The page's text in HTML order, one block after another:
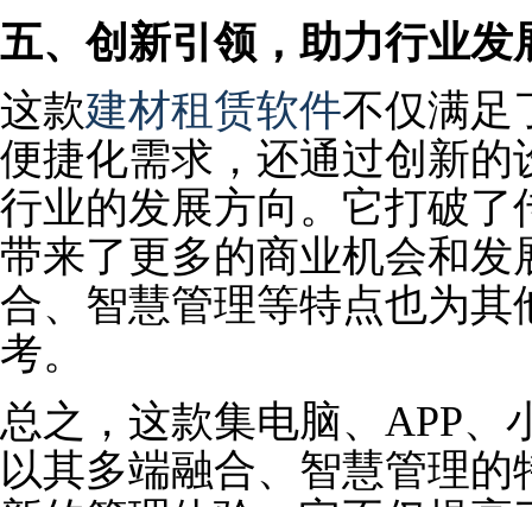
五、创新引领，助力行业发
这款建材租赁软件不仅满足
便捷化需求，还通过创新
行业的发展方向。它打破
带来了更多的商业机会和
合、智慧管理等特点也为
考。
总之，这款集电脑、APP、
以其多端融合、智慧管理